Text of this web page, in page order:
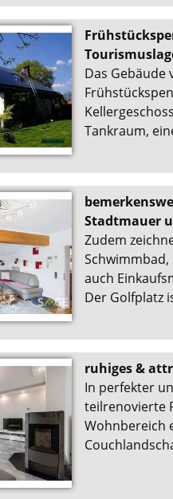
Das
Tankraum,
Stadtmauer
Zudem
auch
Der Golfplatz
ruhiges &
In perfekter
teilrenovierte
Wohnbereich